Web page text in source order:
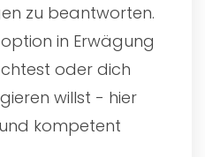
zu beantworten.
in Erwägung
oder dich
willst - hier
kompetent